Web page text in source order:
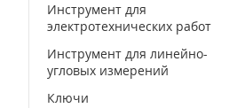
T27
T25
T30
Инструмент для
электротехнических работ
Инструмент для линейно-
угловых измерений
Ключи